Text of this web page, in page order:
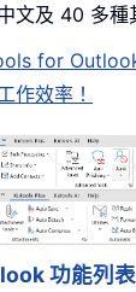
文及 40 多種
for
作效率！
功能列表